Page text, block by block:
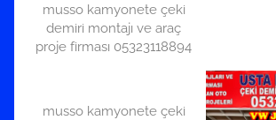
musso kamyonete çeki
demiri montajı ve araç
proje firması 05323118894
musso kamyonete çeki